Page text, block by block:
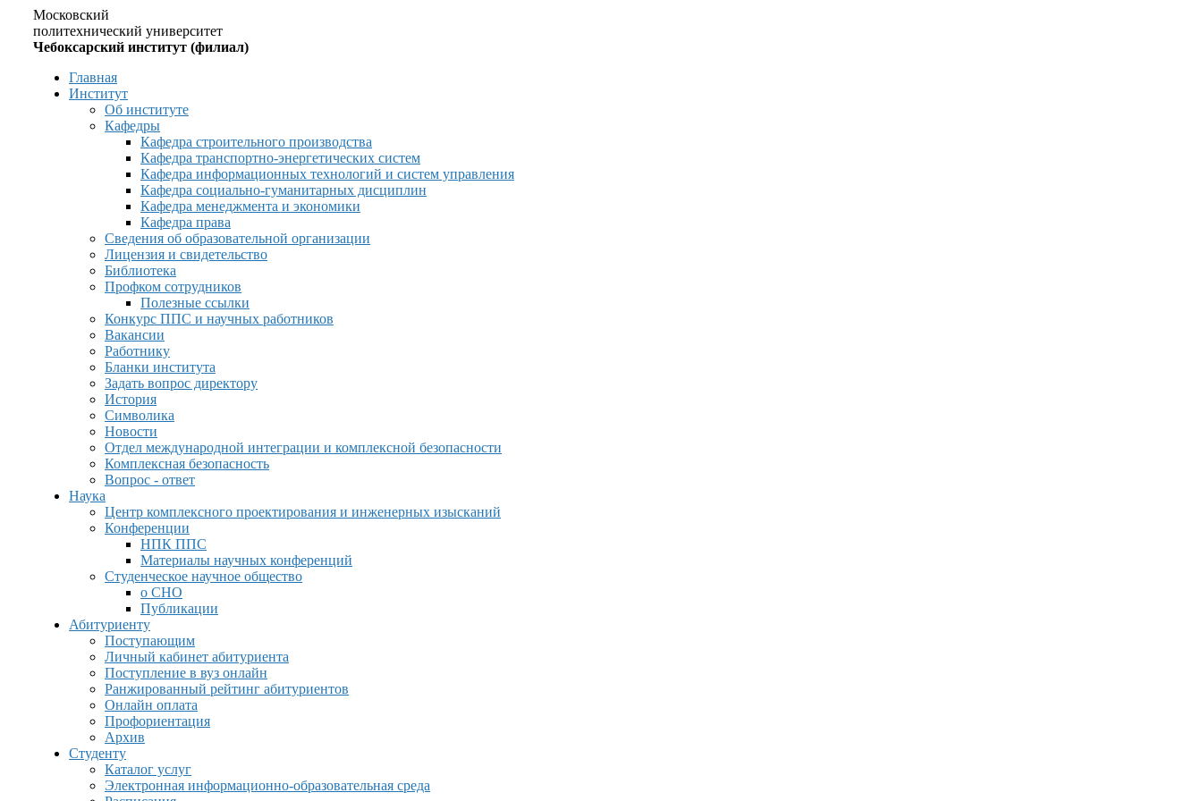
Московский
политехнический университет
Чебоксарский институт (филиал)
Главная
Институт
Об институте
Кафедры
Кафедра строительного производства
Кафедра транспортно-энергетических систем
Кафедра информационных технологий и систем управления
Кафедра социально-гуманитарных дисциплин
Кафедра менеджмента и экономики
Кафедра права
Сведения об образовательной организации
Лицензия и свидетельство
Библиотека
Профком сотрудников
Полезные ссылки
Конкурс ППС и научных работников
Вакансии
Работнику
Бланки института
Задать вопрос директору
История
Символика
Новости
Отдел международной интеграции и комплексной безопасности
Комплексная безопасность
Вопрос - ответ
Наука
Центр комплексного проектирования и инженерных изысканий
Конференции
НПК ППС
Материалы научных конференций
Студенческое научное общество
о СНО
Публикации
Абитуриенту
Поступающим
Личный кабинет абитуриента
Поступление в вуз онлайн
Ранжированный рейтинг абитуриентов
Онлайн оплата
Профориентация
Архив
Студенту
Каталог услуг
Электронная информационно-образовательная среда